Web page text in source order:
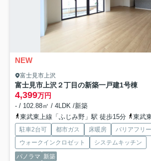
NEW
富士見市上沢
富士見市上沢２丁目の新築一戸建1号棟
4,399万円
- / 102.88㎡ / 4LDK /新築
東武東上線「ふじみ野」駅 徒歩15分
東武東
駐車2台可 都市ガス 床暖房
バリアフリー
ウォークインクロゼット
システムキッチン
パノラマ 新築